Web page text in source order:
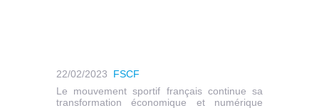
22/02/2023
FSCF
Le mouvement sportif français continue sa
transformation économique et numérique